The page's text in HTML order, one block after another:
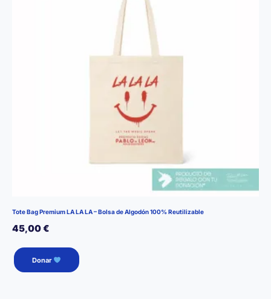
Tote Bag Premium LA LA LA – Bolsa de Algodón 100% Reutilizable
45,00€
Donar